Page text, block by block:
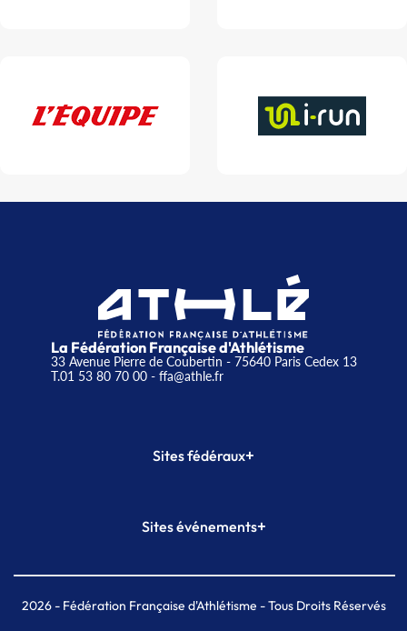
La Fédération Française d'Athlétisme
33 Avenue Pierre de Coubertin - 75640 Paris Cedex 13
T.01 53 80 70 00- ffa@athle.fr
Sites fédéraux+
Plateforme Formation
Sites événements+
Meeting de Paris indoor
MAIF Ekiden de Paris
2026- Fédération Française d'Athlétisme - Tous Droits Réservés